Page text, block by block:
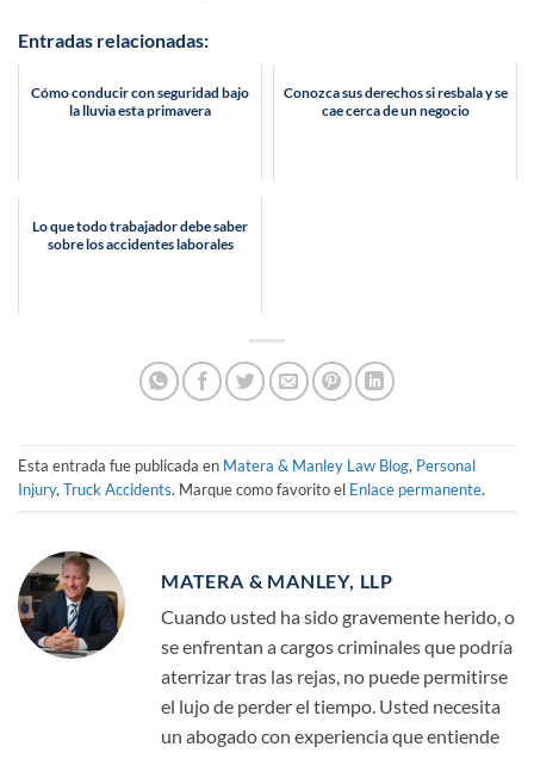
Entradas relacionadas:
Cómo conducir con seguridad bajo
la lluvia esta primavera
Conozca sus derechos si resbala y se
cae cerca de un negocio
Lo que todo trabajador debe saber
sobre los accidentes laborales
Esta entrada fue publicada en Matera & Manley Law Blog, Personal
Injury,Truck Accidents. Marque como favorito el Enlace permanente.
MATERA & MANLEY, LLP
Cuando usted ha sido gravemente herido, o
se enfrentan a cargos criminales que podría
aterrizar tras las rejas, no puede permitirse
el lujo de perder el tiempo. Usted necesita
un abogado con experiencia que entiende